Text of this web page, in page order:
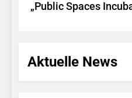
„Public Spaces
Aktuelle News